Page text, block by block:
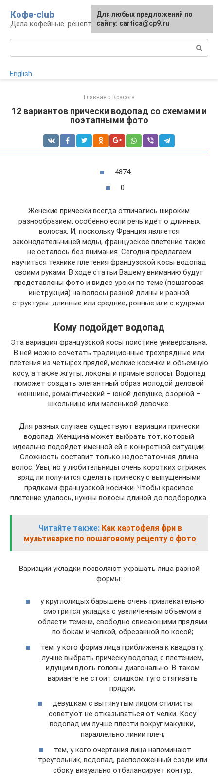
контенту
Кофе-club
Дела кофейные: рецепты и приготовление
English
Главная » Красота
12 вариантов прически водопад со схемами и
поэтапными фото
4874
0
Женские прически всегда отличались широким
разнообразием, особенно если речь идет о длинных
волосах. И, поскольку Франция является
законодательницей моды, французское плетение также
не осталось без внимания. Сегодня предлагаем
научиться технике плетения французской косы водопад
своими руками. В ходе статьи Вашему вниманию будут
представлены фото и видео уроки по теме (пошаговая
инструкция) на волосы разной длины и разной
структуры: длинные или средние, ровные или с кудрями.
Кому подойдет водопад
Эта вариация французской косы поистине универсальна.
В ней можно сочетать традиционные трехпрядные или
плетения из четырех прядей, мелкие косички и объемную
косу, а также жгуты, локоны и прямые волосы. Водопад
поможет создать элегантный образ молодой деловой
женщине, романтический – юной девушке, озорной –
школьнице или маленькой девочке.
Для разных случаев существуют вариации прически
водопад. Женщина может выбрать тот, который
идеально подойдет именной ей в конкретной ситуации.
Сложность составит только недостаточная длина
волос. Увы, но у любительницы очень коротких стрижек
вряд ли получится сделать прическу с выпущенными
прядками французской косички. Чтобы красивое
плетение удалось, нужны волосы длиной до подбородка.
Читайте также: Как картофеля фри в
мультиварке по пошаговому рецепту с фото
Вариации укладки позволяют украшать лица разной
формы:
у круглолицых барышень очень привлекательно
смотрится укладка с увеличенным объемом в
области темени, свободно свисающими прядями
по бокам и челкой, обрезанной по косой;
тем, у кого форма лица приближена к квадрату,
лучше выбрать прическу водопад с плетением,
идущим вдоль головы диагонально. В таком
варианте не стоит слишком туго стягивать
прядки;
девушкам с вытянутым лицом стилисты
советуют не отказываться от челки. Косу
водопад им лучше плести вокруг макушки,
параллельно линии плеч;
тем, у кого очертания лица напоминают
треугольник, водопад, расположенный сзади или
сбоку, визуально отбалансирует контур.
Для любых предложений по
сайту: cartica@cp9.ru